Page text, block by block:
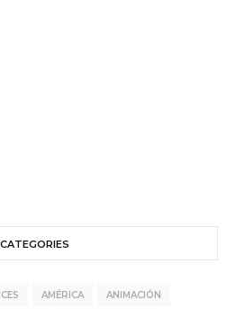
CATEGORIES
AMÉRICA ANIMACIÓN